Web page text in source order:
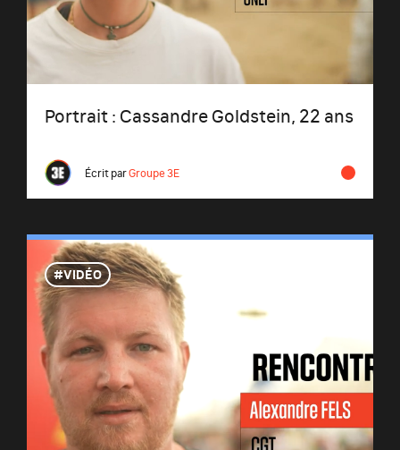
Portrait : Cassandre Goldstein, 22 ans
Écrit parGroupe 3E
VIDÉO